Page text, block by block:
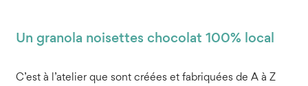
Un granola noisettes chocolat 100% local
C’est à l’atelier que sont créées et fabriquées de A à Z